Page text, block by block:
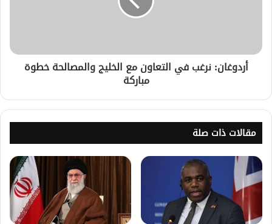
أردوغان: نرغب في التعاون مع الخليج والمصالحة خطوة
مباركة
مقالات ذات صلة